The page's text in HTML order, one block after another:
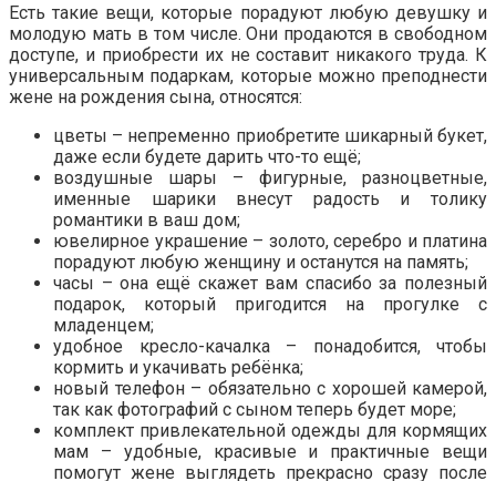
Есть такие вещи, которые порадуют любую девушку и
молодую мать в том числе. Они продаются в свободном
доступе, и приобрести их не составит никакого труда. К
универсальным подаркам, которые можно преподнести
жене на рождения сына, относятся:
цветы – непременно приобретите шикарный букет,
даже если будете дарить что-то ещё;
воздушные шары – фигурные, разноцветные,
именные шарики внесут радость и толику
романтики в ваш дом;
ювелирное украшение – золото, серебро и платина
порадуют любую женщину и останутся на память;
часы – она ещё скажет вам спасибо за полезный
подарок, который пригодится на прогулке с
младенцем;
удобное кресло-качалка – понадобится, чтобы
кормить и укачивать ребёнка;
новый телефон – обязательно с хорошей камерой,
так как фотографий с сыном теперь будет море;
комплект привлекательной одежды для кормящих
мам – удобные, красивые и практичные вещи
помогут жене выглядеть прекрасно сразу после